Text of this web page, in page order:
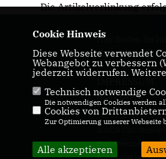
Die Artikelverlinkung
Hier finden Sie
Ortsverband
KONTAKT
Heike Hermes
Alle Rechte
Cookie Hinweis
Diese Webseite verwendet
Webangebot zu verbessern
jederzeit widerrufen.
Technisch notwendige
Die notwendigen Cookies werden
Cookies von
Zur Optimierung unserer
Alle akzeptieren